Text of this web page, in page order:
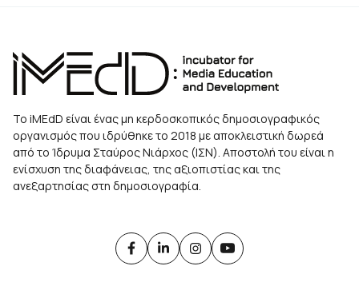
Το iMEdD είναι ένας μη κερδοσκοπικός δημοσιογραφικός
οργανισμός που ιδρύθηκε το 2018 με αποκλειστική δωρεά
από το Ίδρυμα Σταύρος Νιάρχος (ΙΣΝ). Αποστολή του είναι η
ενίσχυση της διαφάνειας, της αξιοπιστίας και της
ανεξαρτησίας στη δημοσιογραφία.